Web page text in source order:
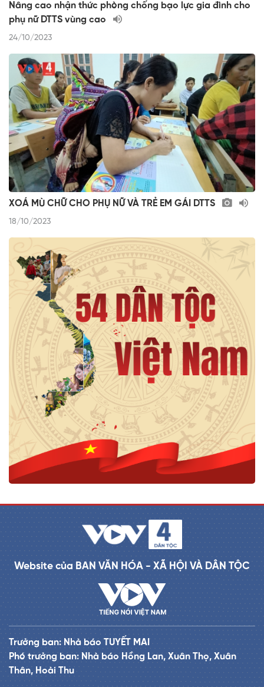
Nâng cao nhận thức phòng chống bạo lực gia đình cho
phụ nữ DTTS vùng cao
24/10/2023
XOÁ MÙ CHỮ CHO PHỤ NỮ VÀ TRẺ EM GÁI DTTS
18/10/2023
Website của BAN VĂN HÓA - XÃ HỘI VÀ DÂN TỘC
Trưởng ban: Nhà báo TUYẾT MAI
Phó trưởng ban: Nhà báo Hồng Lan, Xuân Thọ, Xuân
Thân, Hoài Thu